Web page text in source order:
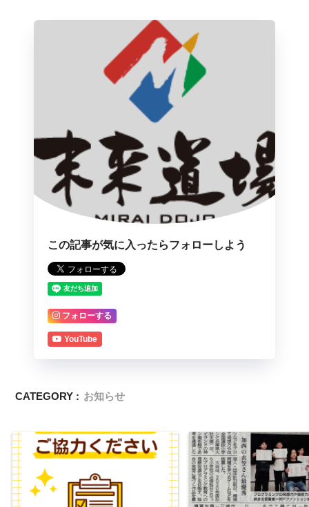
この記事が気に入ったらフォローしよう
フォローする
YouTube
CATEGORY : お知らせ